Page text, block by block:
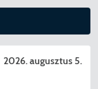
2026. augusztus 5.